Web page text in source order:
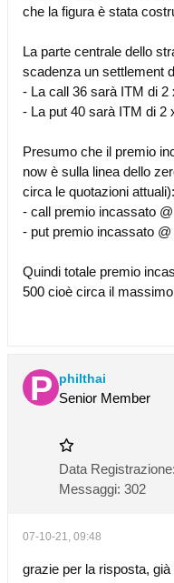
che la figura è stata
La parte centrale dello
scadenza un settlement
- La call 36 sarà ITM di 2
- La put 40 sarà ITM di 2
Presumo che il premio
now è sulla linea dello
circa le quotazioni attuali):
- call premio incassato
- put premio incassato
Quindi totale premio
500 cioè circa il
philthai
Senior Member
Data Registrazione:
Messaggi: 302
07-10-21, 09:48
grazie per la risposta,